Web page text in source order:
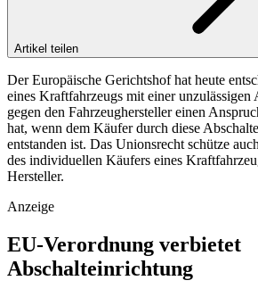
Artikel teilen
Der Europäische Gerichtshof hat heute
eines Kraftfahrzeugs mit einer unzulässigen
gegen den Fahrzeughersteller einen
hat, wenn dem Käufer durch diese
entstanden ist. Das Unionsrecht schütze
des individuellen Käufers eines
Hersteller.
Anzeige
EU-Verordnung verbietet
Abschalteinrichtung